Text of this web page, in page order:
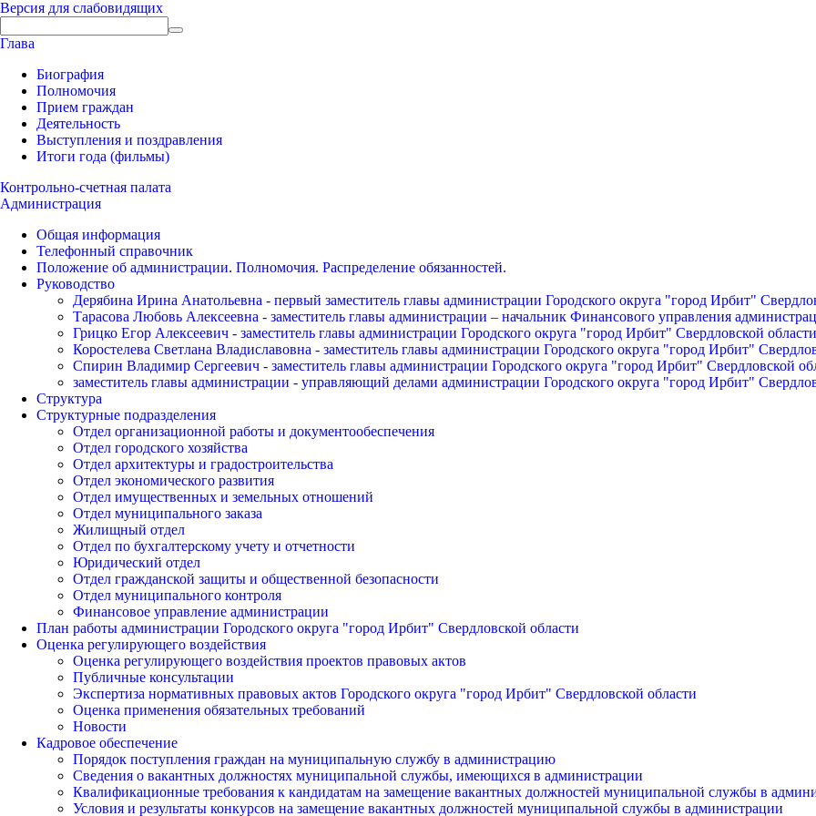
Версия для слабовидящих
Глава
Биография
Полномочия
Прием граждан
Деятельность
Выступления и поздравления
Итоги года (фильмы)
Контрольно-счетная палата
Администрация
Общая информация
Телефонный справочник
Положение об администрации. Полномочия. Распределение обязанностей.
Руководство
Дерябина Ирина Анатольевна - первый заместитель главы администрации Городского округа "город Ирбит"
Тарасова Любовь Алексеевна - заместитель главы администрации – начальник Финансового управления
Грицко Егор Алексеевич - заместитель главы администрации Городского округа "город Ирбит" Свердловской области
Коростелева Светлана Владиславовна - заместитель главы администрации Городского округа "город Ирбит"
Спирин Владимир Сергеевич - заместитель главы администрации Городского округа "город Ирбит" Свердловской
заместитель главы администрации - управляющий делами администрации Городского округа "город Ирбит"
Структура
Структурные подразделения
Отдел организационной работы и документообеспечения
Отдел городского хозяйства
Отдел архитектуры и градостроительства
Отдел экономического развития
Отдел имущественных и земельных отношений
Отдел муниципального заказа
Жилищный отдел
Отдел по бухгалтерскому учету и отчетности
Юридический отдел
Отдел гражданской защиты и общественной безопасности
Отдел муниципального контроля
Финансовое управление администрации
План работы администрации Городского округа "город Ирбит" Свердловской области
Оценка регулирующего воздействия
Оценка регулирующего воздействия проектов правовых актов
Публичные консультации
Экспертиза нормативных правовых актов Городского округа "город Ирбит" Свердловской области
Оценка применения обязательных требований
Новости
Кадровое обеспечение
Порядок поступления граждан на муниципальную службу в администрацию
Сведения о вакантных должностях муниципальной службы, имеющихся в администрации
Квалификационные требования к кандидатам на замещение вакантных должностей муниципальной службы в
Условия и результаты конкурсов на замещение вакантных должностей муниципальной службы в администрации